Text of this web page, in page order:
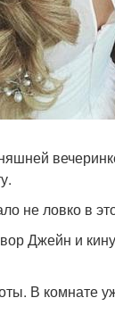
не ловко в
Джейн и
В комнате